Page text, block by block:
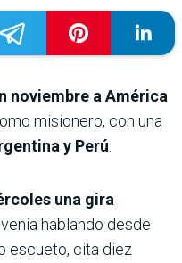
noviembre a América
misionero, con una
y Perú
una gira
hablando desde
escueto, cita diez